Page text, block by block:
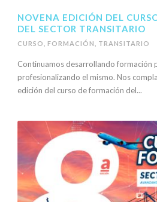
NOVENA EDICIÓN DEL
DEL SECTOR TRANSITARIO
CURSO FORMACIÓN TRANSITARIO
Continuamos desarrollando formación
profesionalizando el mismo. Nos
edición del curso de formación del...